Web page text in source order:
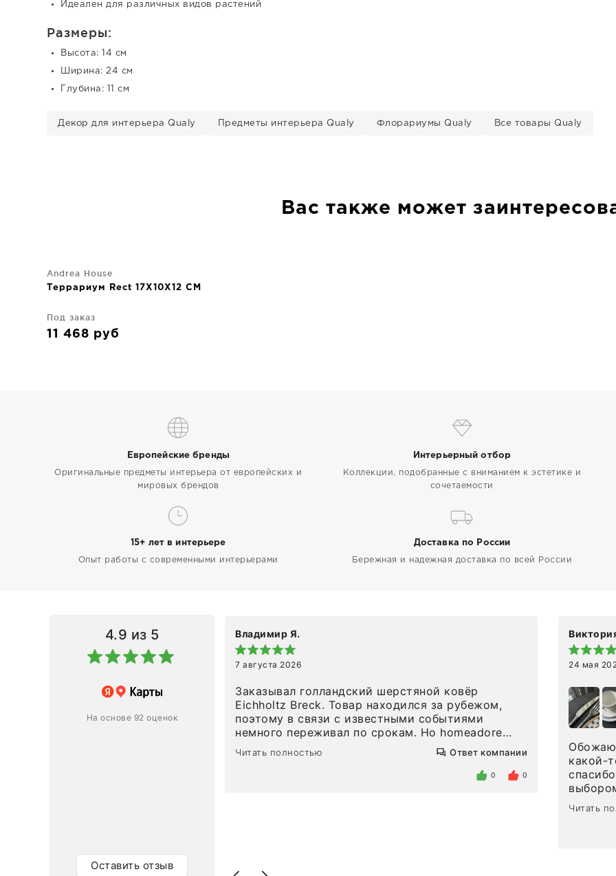
Идеален для различных видов растений
Размеры:
Высота: 14 см
Ширина: 24 см
Глубина: 11 см
Декор для интерьера Qualy Предметы интерьера Qualy Флорариумы Qualy Все товары Qualy
Вас также может
Andrea House
Террариум Rect 17X10X12 CM
Под заказ
11 468 руб
Европейские бренды
Оригинальные предметы интерьера от европейских и
мировых брендов
Интерьерный отбор
Коллекции, подобранные с вниманием к эстетике и
сочетаемости
15+ лет в интерьере
Опыт работы с современными интерьерами
Доставка по России
Бережная и надежная доставка по всей России
4.9 из 5
На основе 92 оценок
Оставить отзыв
Владимир Я.
7 августа 2026
Заказывал голландский шерстяной ковёр
Eichholtz Breck. Товар находился за рубежом,
поэтому в связи с известными событиями
немного переживал по срокам. Но homeadore
привезли ровно в определенное в договоре
время, без задержеки. Отдельно хочу отметить
Выглядит в интерьере ровно так, как хотел. Ещё
Читать полностью Ответ компании
0 0
24 мая
Обожаю
какой-
Читать